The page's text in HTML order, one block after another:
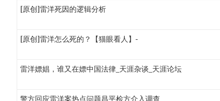
[原创]雷洋死因的逻辑分析
[原创]雷洋怎么死的？【猫眼看人】-
雷洋嫖娼，谁又在嫖中国法律_天涯杂谈_天涯论坛
警方回应雷洋案热点问题昌平检方介入调查